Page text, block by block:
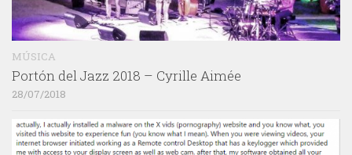
MÚSICA
Portón del Jazz 2018 – Cyrille Aimée
28/07/2018